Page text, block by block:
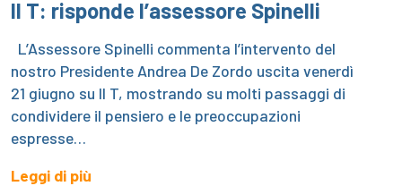
Il T: risponde l’assessore Spinelli
L’Assessore Spinelli commenta l’intervento del
nostro Presidente Andrea De Zordo uscita venerdì
21 giugno su Il T, mostrando su molti passaggi di
condividere il pensiero e le preoccupazioni
espresse…
Leggi di più